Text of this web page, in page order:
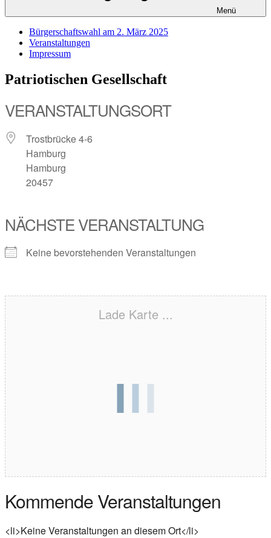
Menü
Bürgerschaftswahl am 2. März 2025
Veranstaltungen
Impressum
Patriotischen Gesellschaft
VERANSTALTUNGSORT
Trostbrücke 4-6
Hamburg
Hamburg
20457
NÄCHSTE VERANSTALTUNG
Keine bevorstehenden Veranstaltungen
Lade Karte ...
Kommende Veranstaltungen
<li>Keine Veranstaltungen an diesem Ort</li>